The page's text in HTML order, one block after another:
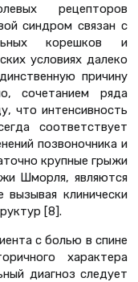
рецепторов
синдром связан с
корешков и
условиях далеко
причину
сочетанием ряда
что интенсивность
соответствует
позвоночника и
крупные грыжи
Шморля, являются
клинически
[8].
с болью в спине
характера
диагноз следует